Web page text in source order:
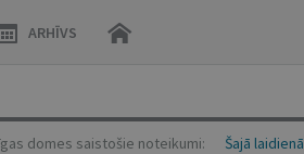
ARHĪVS
domes saistošie noteikumi: Šajā laidienā